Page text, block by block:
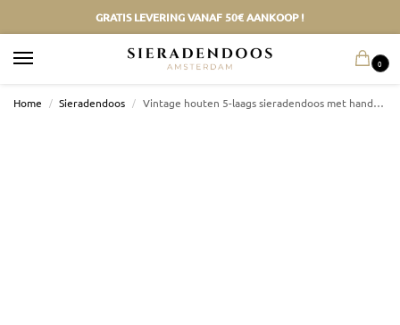
GRATIS LEVERING VANAF 50€ AANKOOP !
0
Home / Sieradendoos / Vintage houten 5-laags sieradendoos met handvat